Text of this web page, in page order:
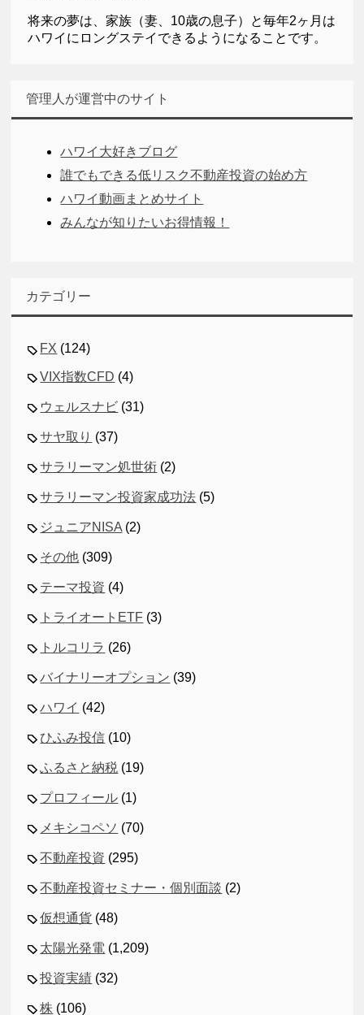
将来の夢は、家族（妻、10歳の息子）と毎年2ヶ月は
ハワイにロングステイできるようになることです。
管理人が運営中のサイト
ハワイ大好きブログ
誰でもできる低リスク不動産投資の始め方
ハワイ動画まとめサイト
みんなが知りたいお得情報！
カテゴリー
FX (124)
VIX指数CFD (4)
ウェルスナビ (31)
サヤ取り (37)
サラリーマン処世術 (2)
サラリーマン投資家成功法 (5)
ジュニアNISA (2)
その他 (309)
テーマ投資 (4)
トライオートETF (3)
トルコリラ (26)
バイナリーオプション (39)
ハワイ (42)
ひふみ投信 (10)
ふるさと納税 (19)
プロフィール (1)
メキシコペソ (70)
不動産投資 (295)
不動産投資セミナー・個別面談 (2)
仮想通貨 (48)
太陽光発電 (1,209)
投資実績 (32)
株 (106)